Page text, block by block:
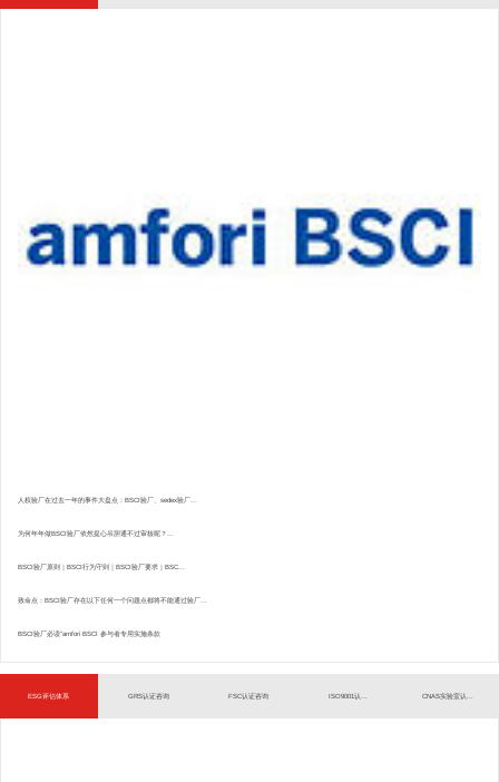
人权验厂在过去一年的事件大盘点：BSCI验厂、sedex验厂...
为何年年做BSCI验厂依然提心吊胆通不过审核呢？...
BSCI验厂原则｜BSCI行为守则｜BSCI验厂要求｜BSC...
致命点：BSCI验厂存在以下任何一个问题点都将不能通过验厂...
BSCI验厂必读”amfori BSCI 参与者专用实施条款
ESG评估体系 GRS认证咨询 FSC认证咨询 ISO9001认... CNAS实验室认...